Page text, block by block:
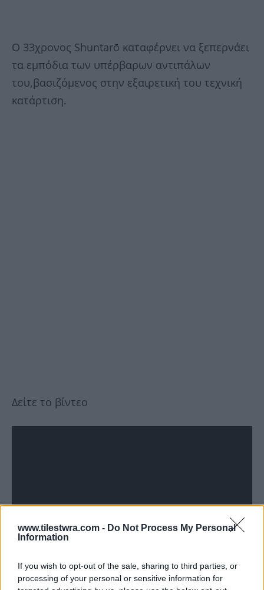
www.tilestwra.com - Do Not Process My Personal
Information
If you wish to opt-out of the sale, sharing to third parties, or
processing of your personal or sensitive information for
Ο 33χρονος Shuntarō καταφέρνει να ξεπερνάει
τα εμπόδια των υπέρβαρων αντιπάλων
του,βασιζόμενος στην εξαιρετική του τεχνική
κατάρτιση.
Δείτε το βίντεο